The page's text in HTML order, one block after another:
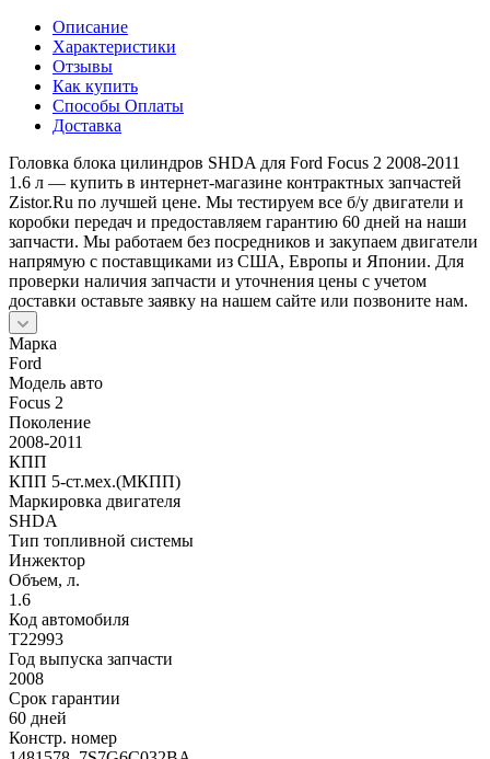
Описание
Характеристики
Отзывы
Как купить
Способы Оплаты
Доставка
Головка блока цилиндров SHDA для Ford Focus 2 2008-2011
1.6 л — купить в интернет-магазине контрактных запчастей
Zistor.Ru по лучшей цене. Мы тестируем все б/у двигатели и
коробки передач и предоставляем гарантию 60 дней на наши
запчасти. Мы работаем без посредников и закупаем двигатели
напрямую с поставщиками из США, Европы и Японии. Для
проверки наличия запчасти и уточнения цены с учетом
доставки оставьте заявку на нашем сайте или позвоните нам.
Марка
Ford
Модель авто
Focus 2
Поколение
2008-2011
КПП
КПП 5-ст.мех.(МКПП)
Маркировка двигателя
SHDA
Тип топливной системы
Инжектор
Объем, л.
1.6
Код автомобиля
T22993
Год выпуска запчасти
2008
Срок гарантии
60 дней
Констр. номер